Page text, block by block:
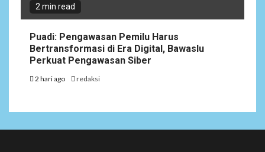
2 min read
Puadi: Pengawasan Pemilu Harus
Bertransformasi di Era Digital, Bawaslu
Perkuat Pengawasan Siber
2 hari ago redaksi